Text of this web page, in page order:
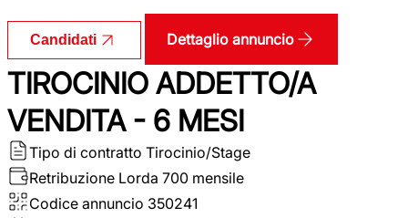
Candidati Dettaglio annuncio
TIROCINIO ADDETTO/A
VENDITA - 6 MESI
Tipo di contratto Tirocinio/Stage
Retribuzione Lorda 700 mensile
Codice annuncio 350241